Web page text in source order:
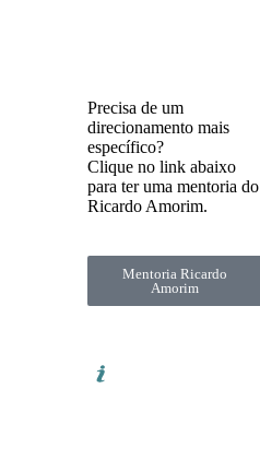
Precisa de um
direcionamento mais
específico?
Clique no link abaixo
para ter uma mentoria do
Ricardo Amorim.
Mentoria Ricardo
Amorim